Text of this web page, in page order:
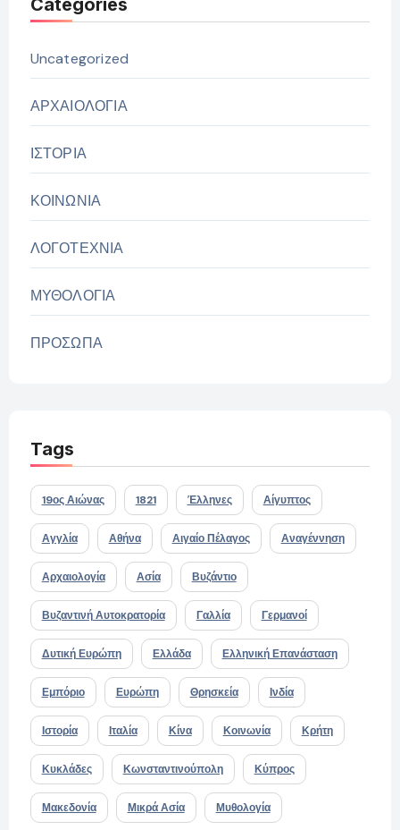
Categories
Uncategorized
ΑΡΧΑΙΟΛΟΓΙΑ
ΙΣΤΟΡΙΑ
ΚΟΙΝΩΝΙΑ
ΛΟΓΟΤΕΧΝΙΑ
ΜΥΘΟΛΟΓΙΑ
ΠΡΟΣΩΠΑ
Tags
19ος Αιώνας 1821 Έλληνες Αίγυπτος
Αγγλία Αθήνα Αιγαίο Πέλαγος Αναγέννηση
Αρχαιολογία Ασία Βυζάντιο
Βυζαντινή Αυτοκρατορία Γαλλία Γερμανοί
Δυτική Ευρώπη Ελλάδα Ελληνική Επανάσταση
Εμπόριο Ευρώπη Θρησκεία Ινδία
Ιστορία Ιταλία Κίνα Κοινωνία Κρήτη
Κυκλάδες Κωνσταντινούπολη Κύπρος
Μακεδονία Μικρά Ασία Μυθολογία